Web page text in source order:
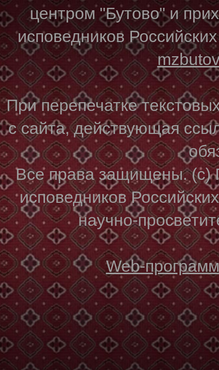
центром "Бутово" и
исповедников
При перепечатке
с сайта, действующая
Все права защищены. (с)
исповедников
научно-
Web-